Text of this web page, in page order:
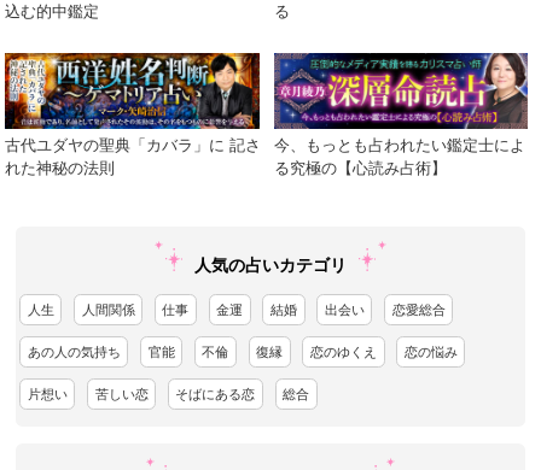
込む的中鑑定
る
古代ユダヤの聖典「カバラ」に 記さ
れた神秘の法則
今、もっとも占われたい鑑定士によ
る究極の【心読み占術】
人気の占いカテゴリ
人生 人間関係 仕事 金運 結婚 出会い 恋愛総合
あの人の気持ち 官能 不倫 復縁 恋のゆくえ 恋の悩み
片想い 苦しい恋 そばにある恋 総合